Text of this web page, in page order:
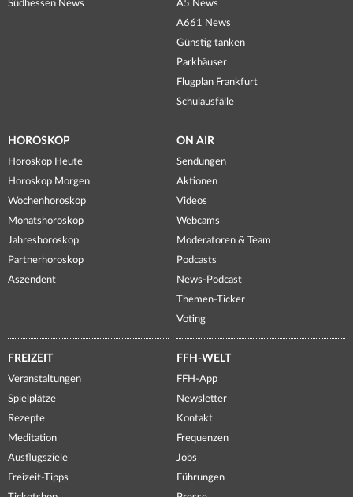
Südhessen News
A5 News
A661 News
Günstig tanken
Parkhäuser
Flugplan Frankfurt
Schulausfälle
HOROSKOP
Horoskop Heute
Horoskop Morgen
Wochenhoroskop
Monatshoroskop
Jahreshoroskop
Partnerhoroskop
Aszendent
ON AIR
Sendungen
Aktionen
Videos
Webcams
Moderatoren & Team
Podcasts
News-Podcast
Themen-Ticker
Voting
FREIZEIT
Veranstaltungen
Spielplätze
Rezepte
Meditation
Ausflugsziele
Freizeit-Tipps
FFH-WELT
FFH-App
Newsletter
Kontakt
Frequenzen
Jobs
Führungen